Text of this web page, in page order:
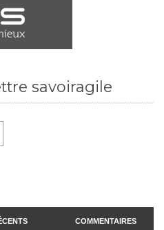
savoiragile
COMMENTAIRES